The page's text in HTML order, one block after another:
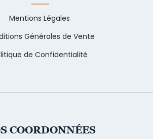
Mentions Légales
Générales de Vente
de Confidentialité
COORDONNÉES